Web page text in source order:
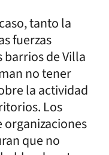
tanto la
fuerzas
barrios de Villa
no tener
la actividad
Los
organizaciones
que no